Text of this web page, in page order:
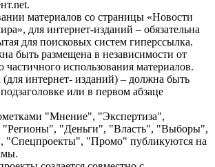
материалов со страницы «Новости
для интернет-изданий – обязательна
для поисковых систем гиперссылка.
быть размещена в независимости от
частичного использования материалов.
(для интернет- изданий) – должна быть
или в первом абзаце
"Мнение", "Экспертиза",
"Регионы", "Деньги", "Власть", "Выборы",
"Спецпроекты", "Промо" публикуются на